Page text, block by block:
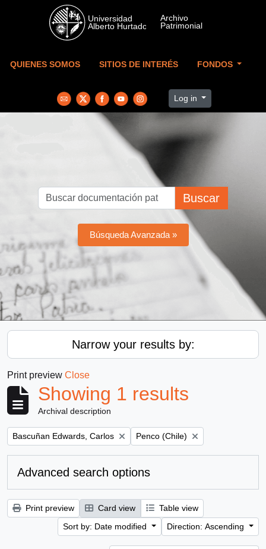
Skip to main content
QUIENES SOMOS SITIOS DE INTERÉS FONDOS
Log in
Buscar
Búsqueda Avanzada »
Narrow your results by:
Print preview Close
Showing 1 results
Archival description
Remove filter:
Bascuñan Edwards, Carlos Remove filter:
Penco (Chile)
Advanced search options
Print preview Card view
Table view
Sort by: Date modified
Direction: Ascending